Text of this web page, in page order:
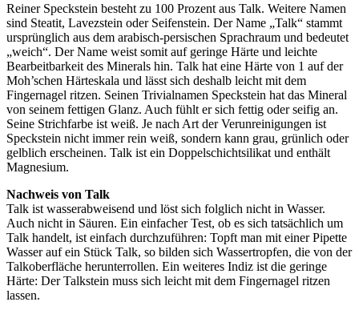
Reiner Speckstein besteht zu 100 Prozent aus Talk. Weitere Namen
sind Steatit, Lavezstein oder Seifenstein. Der Name „Talk“ stammt
ursprünglich aus dem arabisch-persischen Sprachraum und bedeutet
„weich“. Der Name weist somit auf geringe Härte und leichte
Bearbeitbarkeit des Minerals hin. Talk hat eine Härte von 1 auf der
Moh’schen Härteskala und lässt sich deshalb leicht mit dem
Fingernagel ritzen. Seinen Trivialnamen Speckstein hat das Mineral
von seinem fettigen Glanz. Auch fühlt er sich fettig oder seifig an.
Seine Strichfarbe ist weiß. Je nach Art der Verunreinigungen ist
Speckstein nicht immer rein weiß, sondern kann grau, grünlich oder
gelblich erscheinen. Talk ist ein Doppelschichtsilikat und enthält
Magnesium.
Nachweis von Talk
Talk ist wasserabweisend und löst sich folglich nicht in Wasser.
Auch nicht in Säuren. Ein einfacher Test, ob es sich tatsächlich um
Talk handelt, ist einfach durchzuführen: Topft man mit einer Pipette
Wasser auf ein Stück Talk, so bilden sich Wassertropfen, die von der
Talkoberfläche herunterrollen. Ein weiteres Indiz ist die geringe
Härte: Der Talkstein muss sich leicht mit dem Fingernagel ritzen
lassen.